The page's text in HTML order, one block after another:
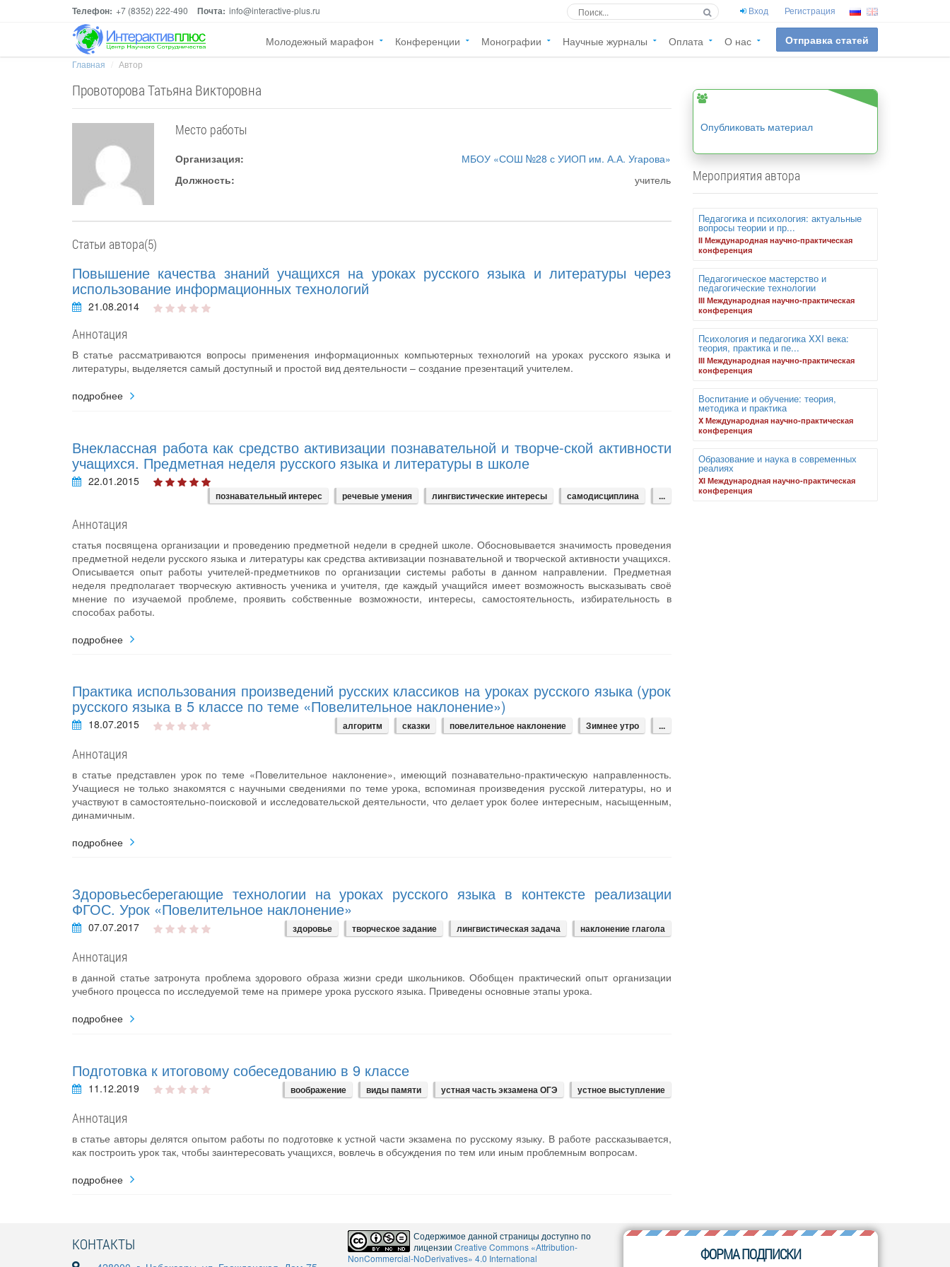
Телефон: +7 (8352) 222-490 Почта: info@interactive-plus.ru Вход Регистрация
Молодежный марафон Конференции Монографии Научные журналы Оплата О нас Отправка статей
Главная Автор
Провоторова Татьяна Викторовна
Место работы
Организация:
МБОУ «СОШ №28 с УИОП им. А.А. Угарова»
Должность:
учитель
Статьи автора(5)
Повышение качества знаний учащихся на уроках русского языка и литературы через
использование информационных технологий
21.08.2014
Аннотация
В статье рассматриваются вопросы применения информационных компьютерных технологий на уроках русского языка и
литературы, выделяется самый доступный и простой вид деятельности – создание презентаций учителем.
подробнее
Внеклассная работа как средство активизации познавательной и творче-ской активности
учащихся. Предметная неделя русского языка и литературы в школе
22.01.2015
познавательный интерес речевые умения лингвистические интересы самодисциплина ...
Аннотация
статья посвящена организации и проведению предметной недели в средней школе. Обосновывается значимость проведения
предметной недели русского языка и литературы как средства активизации познавательной и творческой активности учащихся.
Описывается опыт работы учителей-предметников по организации системы работы в данном направлении. Предметная
неделя предполагает творческую активность ученика и учителя, где каждый учащийся имеет возможность высказывать своё
мнение по изучаемой проблеме, проявить собственные возможности, интересы, самостоятельность, избирательность в
способах работы.
подробнее
Практика использования произведений русских классиков на уроках русского языка (урок
русского языка в 5 классе по теме «Повелительное наклонение»)
18.07.2015 алгоритм сказки повелительное наклонение Зимнее утро ...
Аннотация
в статье представлен урок по теме «Повелительное наклонение», имеющий познавательно-практическую направленность.
Учащиеся не только знакомятся с научными сведениями по теме урока, вспоминая произведения русской литературы, но и
участвуют в самостоятельно-поисковой и исследовательской деятельности, что делает урок более интересным, насыщенным,
динамичным.
подробнее
Здоровьесберегающие технологии на уроках русского языка в контексте реализации
ФГОС. Урок «Повелительное наклонение»
07.07.2017 здоровье творческое задание лингвистическая задача наклонение глагола
Аннотация
в данной статье затронута проблема здорового образа жизни среди школьников. Обобщен практический опыт организации
учебного процесса по исследуемой теме на примере урока русского языка. Приведены основные этапы урока.
подробнее
Подготовка к итоговому собеседованию в 9 классе
11.12.2019 воображение виды памяти устная часть экзамена ОГЭ устное выступление
Аннотация
в статье авторы делятся опытом работы по подготовке к устной части экзамена по русскому языку. В работе рассказывается,
как построить урок так, чтобы заинтересовать учащихся, вовлечь в обсуждения по тем или иным проблемным вопросам.
подробнее
Опубликовать материал
Мероприятия автора
Педагогика и психология: актуальные
вопросы теории и пр...
II Международная научно-практическая
конференция
Педагогическое мастерство и
педагогические технологии
III Международная научно-практическая
конференция
Психология и педагогика XXI века:
теория, практика и пе...
III Международная научно-практическая
конференция
Воспитание и обучение: теория,
методика и практика
X Международная научно-практическая
конференция
Образование и наука в современных
реалиях
XI Международная научно-практическая
конференция
КОНТАКТЫ
Содержимое данной страницы доступно по
лицензии Creative Commons «Attribution-
NonCommercial-NoDerivatives» 4.0 International
ФОРМА ПОДПИСКИ